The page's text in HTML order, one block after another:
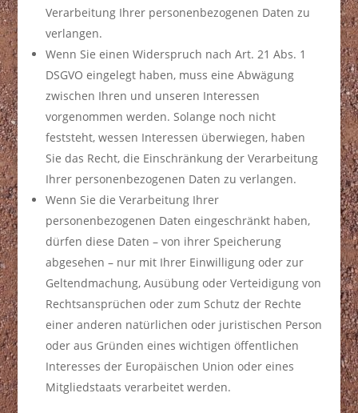
Verarbeitung Ihrer personenbezogenen Daten zu
verlangen.
Wenn Sie einen Widerspruch nach Art. 21 Abs. 1
DSGVO eingelegt haben, muss eine Abwägung
zwischen Ihren und unseren Interessen
vorgenommen werden. Solange noch nicht
feststeht, wessen Interessen überwiegen, haben
Sie das Recht, die Einschränkung der Verarbeitung
Ihrer personenbezogenen Daten zu verlangen.
Wenn Sie die Verarbeitung Ihrer
personenbezogenen Daten eingeschränkt haben,
dürfen diese Daten – von ihrer Speicherung
abgesehen – nur mit Ihrer Einwilligung oder zur
Geltendmachung, Ausübung oder Verteidigung von
Rechtsansprüchen oder zum Schutz der Rechte
einer anderen natürlichen oder juristischen Person
oder aus Gründen eines wichtigen öffentlichen
Interesses der Europäischen Union oder eines
Mitgliedstaats verarbeitet werden.